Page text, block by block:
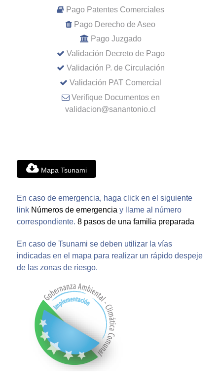
Pago Patentes Comerciales
Pago Derecho de Aseo
Pago Juzgado
Validación Decreto de Pago
Validación P. de Circulación
Validación PAT Comercial
Verifique Documentos en
validacion@sanantonio.cl
Mapa Tsunami
En caso de emergencia, haga click en el siguiente
link Números de emergencia y llame al número
correspondiente. 8 pasos de una familia preparada
En caso de Tsunami se deben utilizar la vías
indicadas en el mapa para realizar un rápido despeje
de las zonas de riesgo.